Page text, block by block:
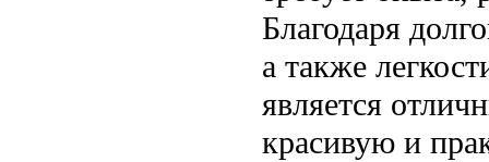
Благодаря
а также
является
красивую и